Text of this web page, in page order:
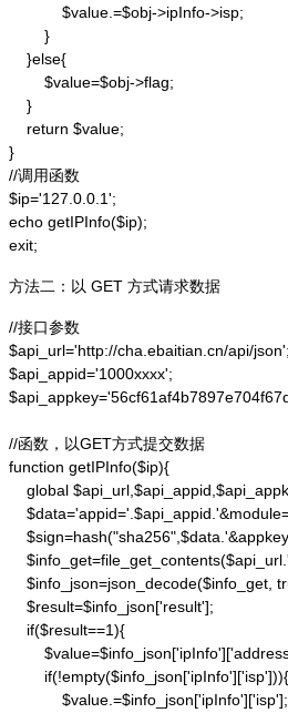
            $value.=$obj->ipInfo->isp;
        }
    }else{
        $value=$obj->flag;
    }
    return $value;
}
//调用函数
$ip='127.0.0.1';
echo getIPInfo($ip);
exit;
方法二：以 GET 方式请求数据
//接口参数
$api_url='http://cha.ebaitian.cn/api/json';
$api_appid='1000xxxx';
//函数，以GET方式提交数据
function getIPInfo($ip){
global
$info_json=json_decode($info_get,
    $result=$info_json['result'];
    if($result==1){
        if(!empty($info_json['ipInfo']['isp'])){
            $value.=$info_json['ipInfo']['isp'];